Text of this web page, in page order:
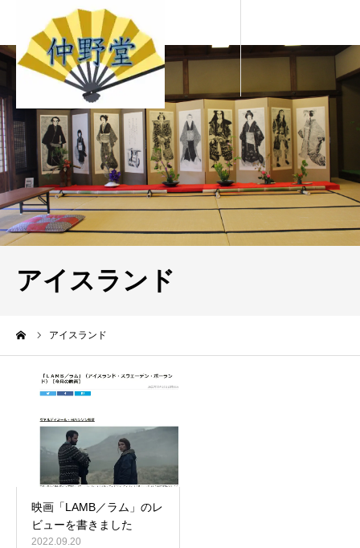
アイスランド
アイスランド
映画「LAMB／ラム」のレ
ビューを書きました
2022.09.20